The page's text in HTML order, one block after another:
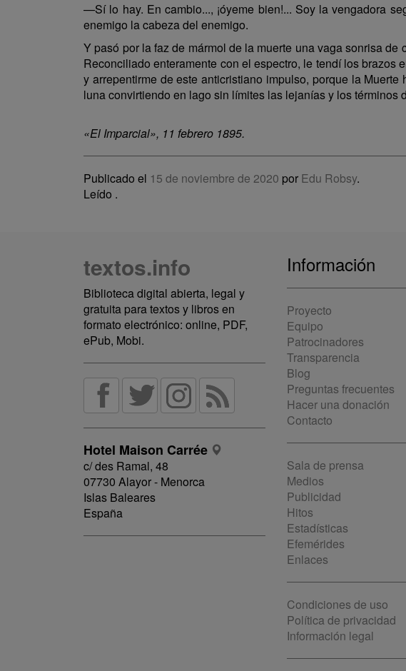
—Sí lo hay. En cambio..., ¡óyeme bien!... Soy la vengadora
enemigo la cabeza del enemigo.
Y pasó por la faz de mármol de la muerte una vaga sonrisa
Reconciliado enteramente con el espectro, le tendí los brazos
y arrepentirme de este anticristiano impulso, porque la
luna convirtiendo en lago sin límites las lejanías y los
«El Imparcial», 11 febrero 1895.
Publicado el 15 de noviembre de 2020 por Edu Robsy.
Leído .
textos.info
Biblioteca digital abierta, legal y
gratuita para textos y libros en
formato electrónico: online, PDF,
ePub, Mobi.
Hotel Maison Carrée
c/ des Ramal, 48
07730 Alayor - Menorca
Islas Baleares
España
Información
Proyecto
Equipo
Patrocinadores
Transparencia
Blog
Preguntas frecuentes
Hacer una donación
Contacto
Sala de prensa
Medios
Publicidad
Hitos
Estadísticas
Efemérides
Enlaces
Condiciones de uso
Política de privacidad
Información legal